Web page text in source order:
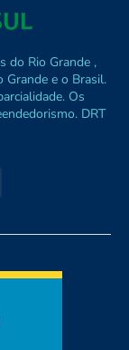
do Rio Grande ,
Grande e o Brasil.
Os
DRT